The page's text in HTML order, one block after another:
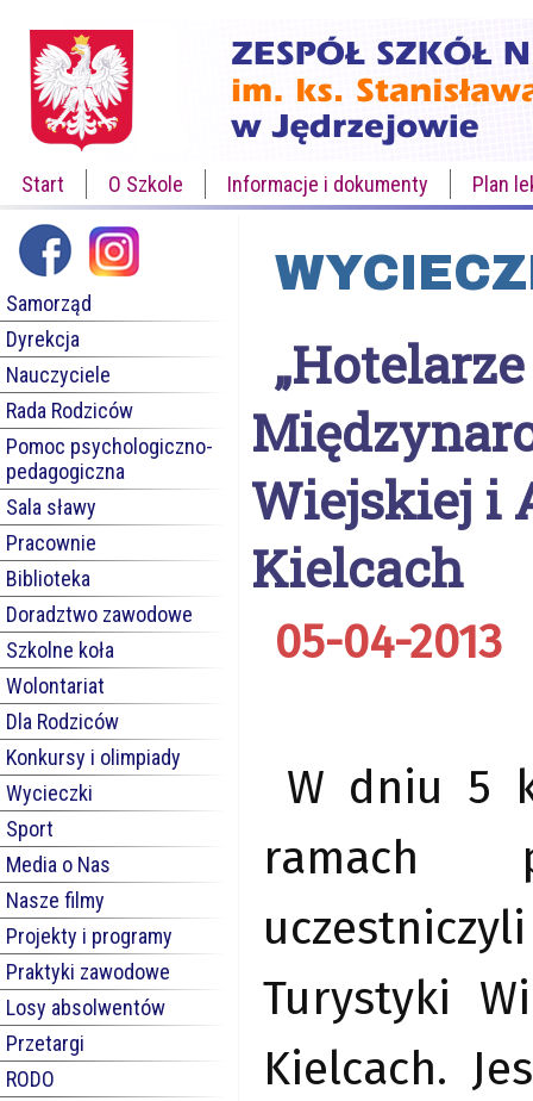
Start O Szkole Informacje i dokumenty Plan
Samorząd
Dyrekcja
Nauczyciele
Rada Rodziców
Pomoc psychologiczno-
pedagogiczna
Sala sławy
Pracownie
Biblioteka
Doradztwo zawodowe
Szkolne koła
Wolontariat
Dla Rodziców
Konkursy i olimpiady
Wycieczki
Sport
Media o Nas
Nasze filmy
Projekty i programy
Praktyki zawodowe
Losy absolwentów
Przetargi
RODO
Wiejskiej i
Kielcach
05-04-2013
W dniu 5
ramach
Turystyki
Kielcach.